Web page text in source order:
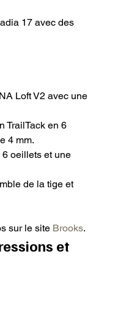
17 avec des
Loft V2 avec une
TrailTack en 6
4 mm.
oeillets et une
de la tige et
sur le site Brooks.
et